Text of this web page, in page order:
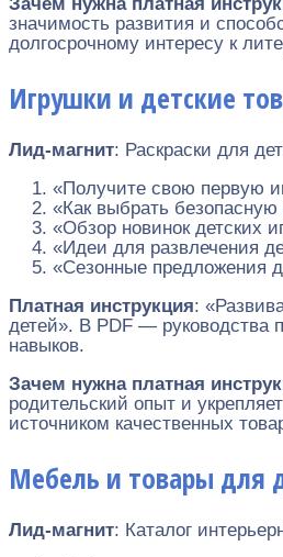
Зачем нужна платная
значимость развития и
долгосрочному интересу к
Игрушки и детские
Лид-магнит: Раскраски для
«Получите свою первую
«Как выбрать
«Обзор новинок детских
«Идеи для развлечения
«Сезонные предложения
Платная инструкция:
детей». В PDF — руководства
навыков.
Зачем нужна платная
родительский опыт и
источником качественных
Мебель и товары для
Лид-магнит: Каталог